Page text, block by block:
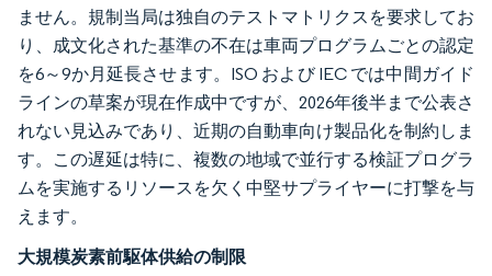
ません。規制当局は独自のテストマトリクスを要求してお
り、成文化された基準の不在は車両プログラムごとの認定
を6～9か月延長させます。ISO および IEC では中間ガイド
ラインの草案が現在作成中ですが、2026年後半まで公表さ
れない見込みであり、近期の自動車向け製品化を制約しま
す。この遅延は特に、複数の地域で並行する検証プログラ
ムを実施するリソースを欠く中堅サプライヤーに打撃を与
えます。
大規模炭素前駆体供給の制限